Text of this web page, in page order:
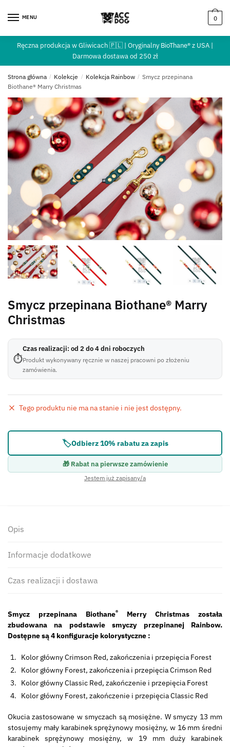
MENU 0
Ręczna produkcja w Gliwicach 🇵🇱 | Oryginalny BioThane® z USA |
Darmowa dostawa od 250 zł
Strona główna / Kolekcje / Kolekcja Rainbow / Smycz przepinana
Biothane® Marry Christmas
Smycz przepinana Biothane® Marry
Christmas
⏱
Czas realizacji: od 2 do 4 dni roboczych
Produkt wykonywany ręcznie w naszej pracowni po złożeniu
zamówienia.
Tego produktu nie ma na stanie i nie jest dostępny.
🏷️Odbierz 10% rabatu za zapis
🎁 Rabat na pierwsze zamówienie
Jestem już zapisany/a
Opis
Informacje dodatkowe
Czas realizacji i dostawa
Smycz przepinana Biothane®
Merry Christmas została
zbudowana na podstawie smyczy przepinanej Rainbow.
Dostępne są 4 konfiguracje kolorystyczne :
Kolor główny Crimson Red, zakończenia i przepięcia Forest
Kolor główny Forest, zakończenia i przepięcia Crimson Red
Kolor główny Classic Red, zakończenie i przepięcia Forest
Kolor główny Forest, zakończenie i przepięcia Classic Red
Okucia zastosowane w smyczach są mosiężne. W smyczy 13 mm
stosujemy mały karabinek sprężynowy mosiężny, w 16 mm średni
karabinek sprężynowy mosiężny, w 19 mm duży karabinek